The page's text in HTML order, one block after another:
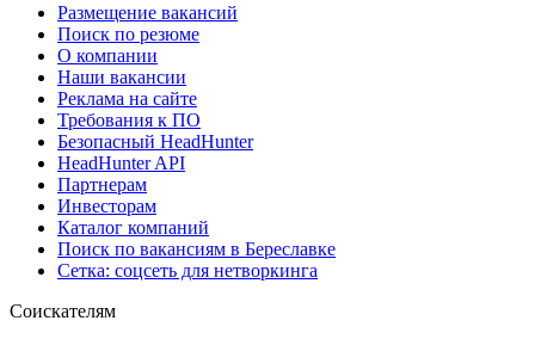
Размещение вакансий
Поиск по резюме
О компании
Наши вакансии
Реклама на сайте
Требования к ПО
Безопасный HeadHunter
HeadHunter API
Партнерам
Инвесторам
Каталог компаний
Поиск по вакансиям в Береславке
Сетка: соцсеть для нетворкинга
Соискателям